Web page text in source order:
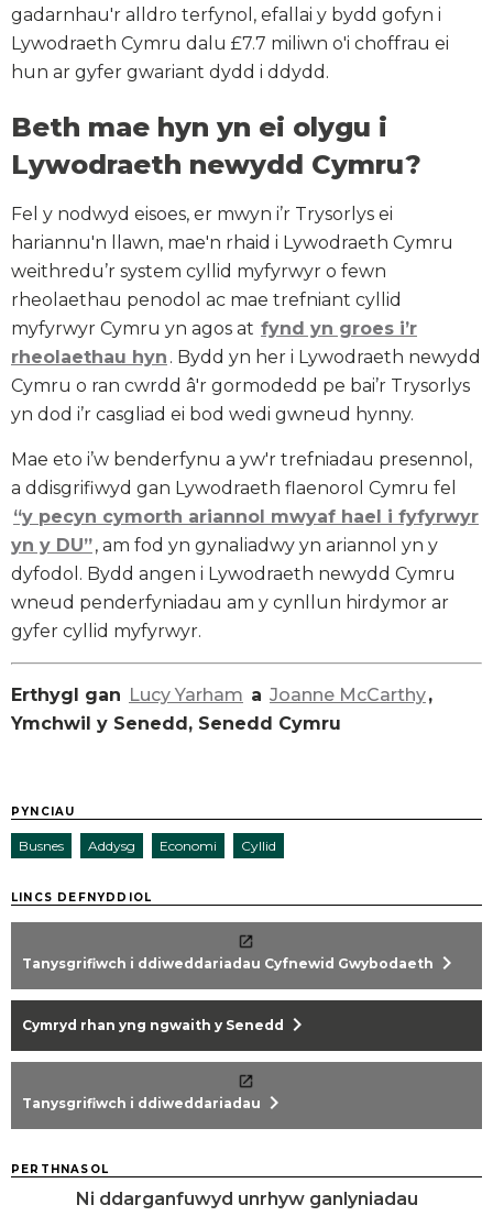
gadarnhau'r alldro terfynol, efallai y bydd gofyn i
Lywodraeth Cymru dalu £7.7 miliwn o'i choffrau ei
hun ar gyfer gwariant dydd i ddydd.
Beth mae hyn yn ei olygu i
Lywodraeth newydd Cymru?
Fel y nodwyd eisoes, er mwyn i’r Trysorlys ei
hariannu'n llawn, mae'n rhaid i Lywodraeth Cymru
weithredu’r system cyllid myfyrwyr o fewn
rheolaethau penodol ac mae trefniant cyllid
myfyrwyr Cymru yn agos at fynd yn groes i’r
rheolaethau hyn . Bydd yn her i Lywodraeth newydd
Cymru o ran cwrdd â'r gormodedd pe bai’r Trysorlys
yn dod i’r casgliad ei bod wedi gwneud hynny.
Mae eto i’w benderfynu a yw'r trefniadau presennol,
a ddisgrifiwyd gan Lywodraeth flaenorol Cymru fel
“y pecyn cymorth ariannol mwyaf hael i fyfyrwyr
yn y DU”, am fod yn gynaliadwy yn ariannol yn y
dyfodol. Bydd angen i Lywodraeth newydd Cymru
wneud penderfyniadau am y cynllun hirdymor ar
gyfer cyllid myfyrwyr.
Erthygl gan Lucy Yarham a Joanne McCarthy,
Ymchwil y Senedd, Senedd Cymru
PYNCIAU
Busnes Addysg Economi Cyllid
LINCS DEFNYDDIOL
Tanysgrifiwch i ddiweddariadau Cyfnewid Gwybodaeth chevron_right
Cymryd rhan yng ngwaith y Senedd chevron_right
Tanysgrifiwch i ddiweddariadau chevron_right
PERTHNASOL
Ni ddarganfuwyd unrhyw ganlyniadau